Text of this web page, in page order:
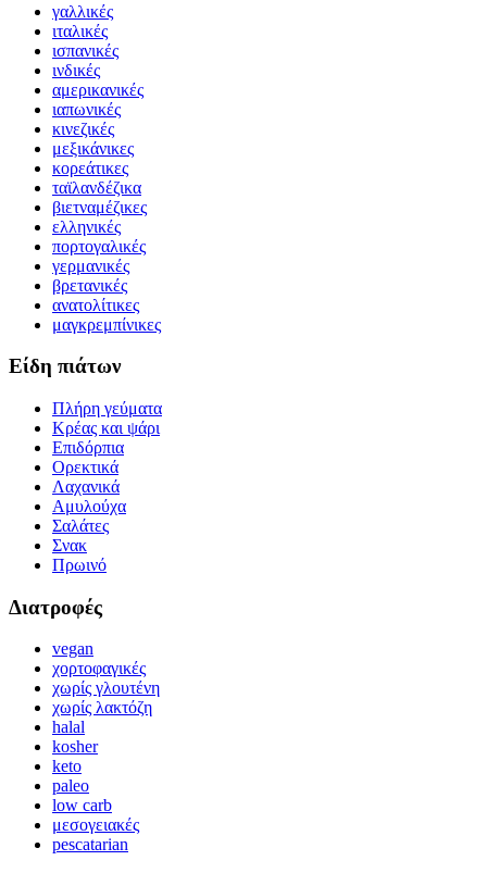
γαλλικές
ιταλικές
ισπανικές
ινδικές
αμερικανικές
ιαπωνικές
κινεζικές
μεξικάνικες
κορεάτικες
ταϊλανδέζικα
βιετναμέζικες
ελληνικές
πορτογαλικές
γερμανικές
βρετανικές
ανατολίτικες
μαγκρεμπίνικες
Είδη πιάτων
Πλήρη γεύματα
Κρέας και ψάρι
Επιδόρπια
Ορεκτικά
Λαχανικά
Αμυλούχα
Σαλάτες
Σνακ
Πρωινό
Διατροφές
vegan
χορτοφαγικές
χωρίς γλουτένη
χωρίς λακτόζη
halal
kosher
keto
paleo
low carb
μεσογειακές
pescatarian